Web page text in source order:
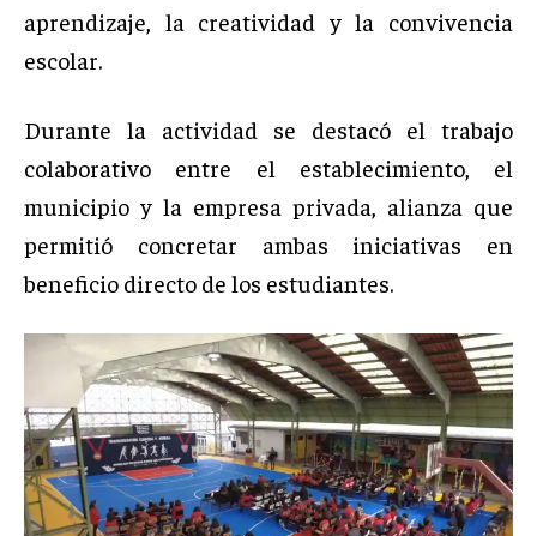
aprendizaje, la creatividad y la convivencia
escolar.
Durante la actividad se destacó el trabajo
colaborativo entre el establecimiento, el
municipio y la empresa privada, alianza que
permitió concretar ambas iniciativas en
beneficio directo de los estudiantes.